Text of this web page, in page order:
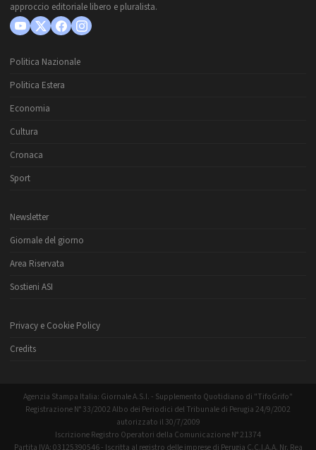
approccio editoriale libero e pluralista.
Politica Nazionale
Politica Estera
Economia
Cultura
Cronaca
Sport
Newsletter
Giornale del giorno
Area Riservata
Sostieni ASI
Privacy e Cookie Policy
Credits
Agenzia Stampa Italia: Giornale A.S.I. - Supplemento Quotidiano di "TifoGrifo"
Registrazione N° 33/2002 Albo dei Periodici del Tribunale di Perugia 24/9/2002
autorizzato il 30/7/2009
Iscrizione Registro Operatori della Comunicazione N° 21374
Partita IVA: 03125390546 - Iscritta al registro delle imprese di Perugia C.C.I.A.A. Nr. Rea